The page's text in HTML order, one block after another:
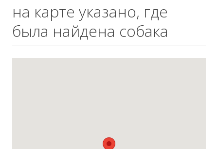
на карте указано, где
была найдена собака